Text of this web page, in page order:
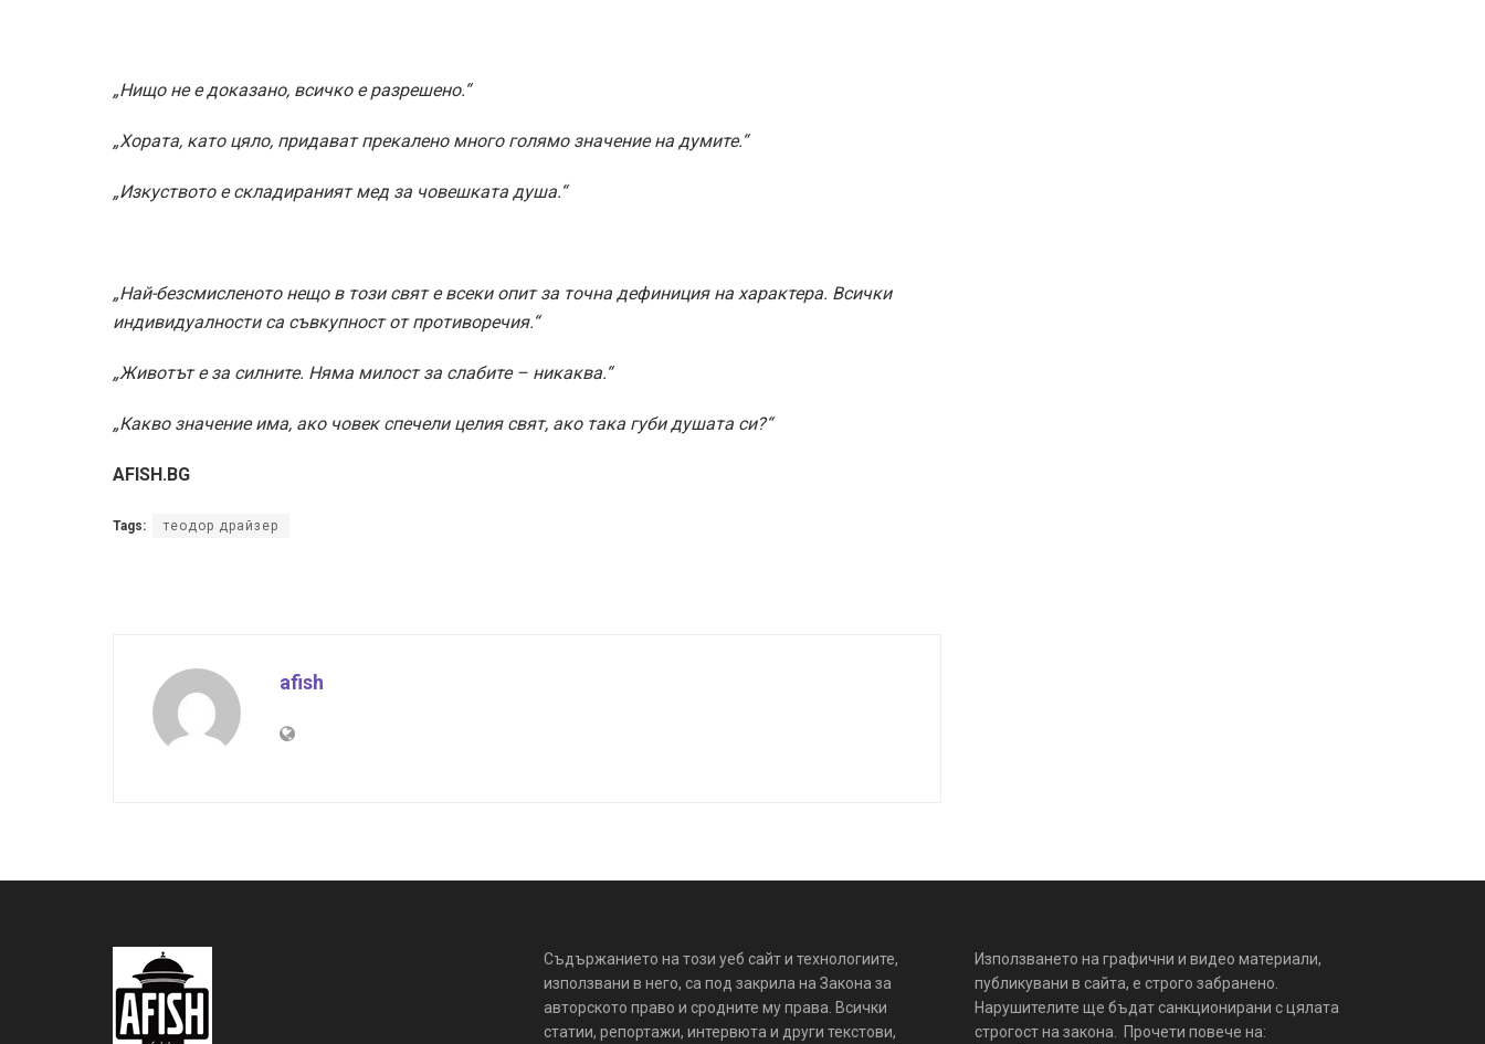
„Нищо не е доказано, всичко е разрешено.“
„Хората, като цяло, придават прекалено много голямо значение на думите.“
„Изкуството е складираният мед за човешката душа.“
„Най-безсмисленото нещо в този свят е всеки опит за точна дефиниция на характера. Всички
индивидуалности са съвкупност от противоречия.“
„Животът е за силните. Няма милост за слабите – никаква.“
„Какво значение има, ако човек спечели целия свят, ако така губи душата си?“
AFISH.BG
Tags: теодор драйзер
afish
Съдържанието на този уеб сайт и технологиите,
използвани в него, са под закрила на Закона за
авторското право и сродните му права. Всички
статии, репортажи, интервюта и други текстови,
Използването на графични и видео материали,
публикувани в сайта, е строго забранено.
Нарушителите ще бъдат санкционирани с цялата
строгост на закона. Прочети повече на: